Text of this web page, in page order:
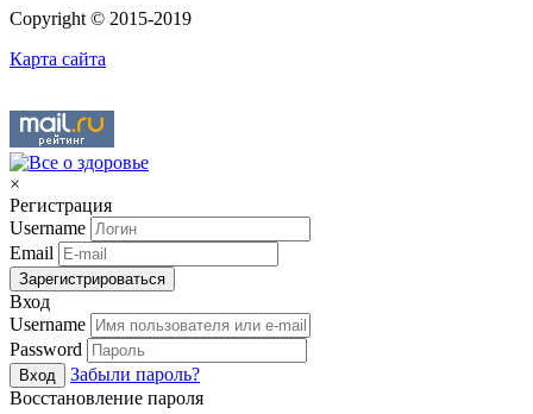
Copyright © 2015-2019
Карта сайта
×
Регистрация
Username
Email
Зарегистрироваться
Вход
Username
Password
Вход
Забыли пароль?
Восстановление пароля